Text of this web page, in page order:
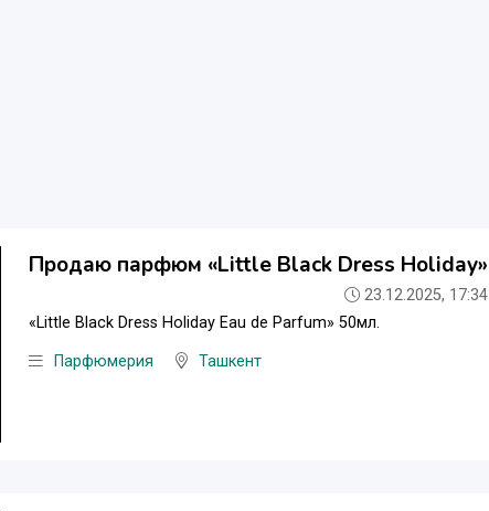
Продаю парфюм «Little Black Dress Holiday»
23.12.2025, 17:34
«Little Black Dress Holiday Eau de Parfum» 50мл.
Парфюмерия Ташкент